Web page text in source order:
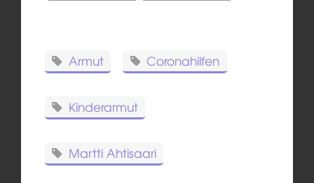
Armut Coronahilfen
Kinderarmut
Martti Ahtisaari